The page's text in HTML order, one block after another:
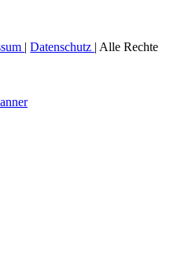
|Datenschutz | Alle Rechte